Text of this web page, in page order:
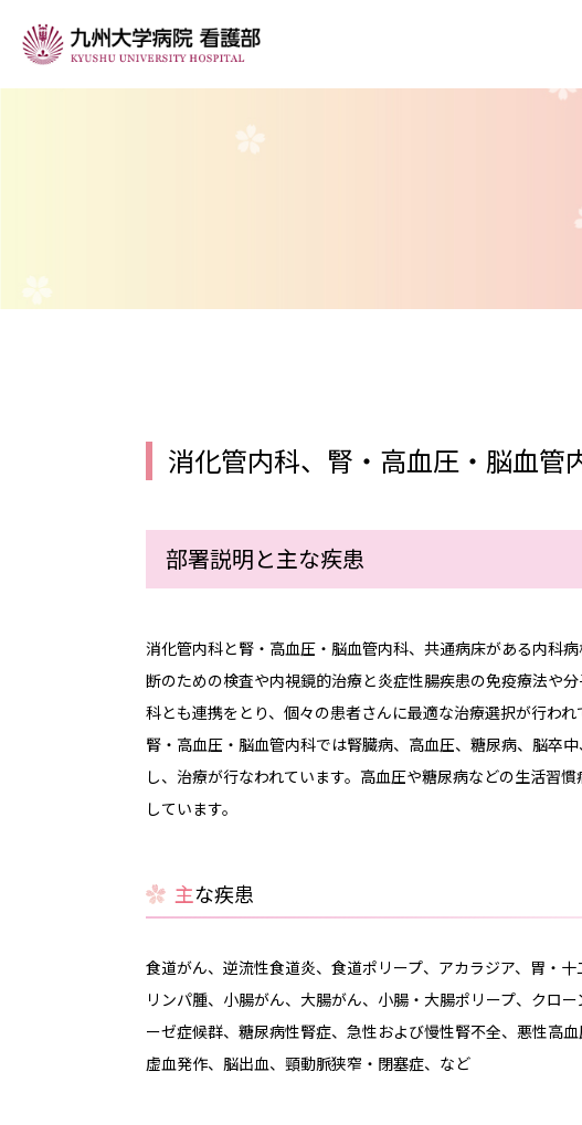
看護部の沿革
看護部運営体制
看護方式
学会発表
消化管内科、腎・高血圧・脳血管
部署説明と主な疾患
消化管内科と腎・高血圧・脳血管内科、共通病床がある内科
断のための検査や内視鏡的治療と炎症性腸疾患の免疫療法や
科とも連携をとり、個々の患者さんに最適な治療選択が行われ
腎・高血圧・脳血管内科では腎臓病、高血圧、糖尿病、脳卒
し、治療が行なわれています。高血圧や糖尿病などの生活習
しています。
主な疾患
食道がん、逆流性食道炎、食道ポリープ、アカラジア、胃・
リンパ腫、小腸がん、大腸がん、小腸・大腸ポリープ、クロ
ーゼ症候群、糖尿病性腎症、急性および慢性腎不全、悪性
虚血発作、脳出血、頸動脈狭窄・閉塞症、など